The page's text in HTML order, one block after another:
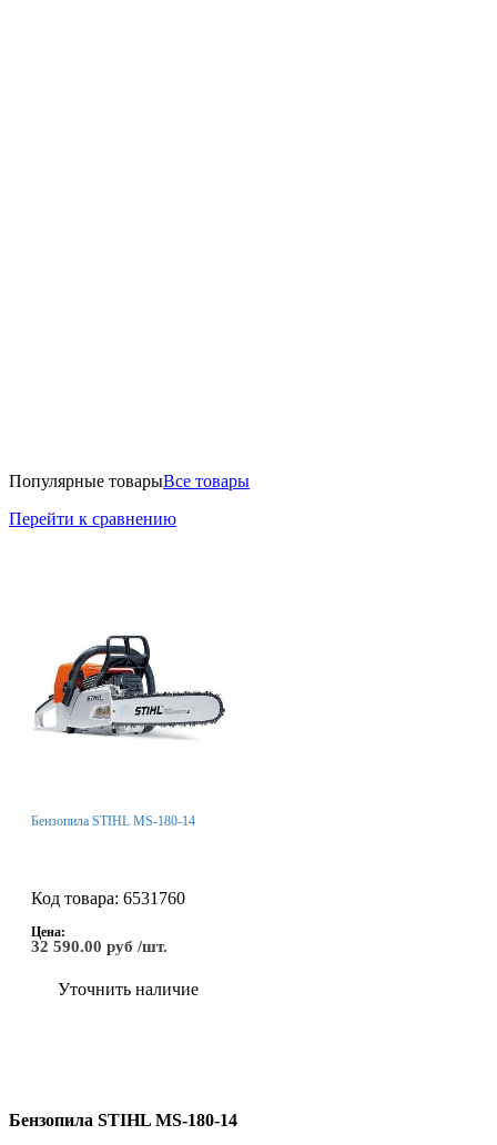
Популярные товарыВсе товары
Перейти к сравнению
Бензопила STIHL MS-180-14
Код товара: 6531760
Цена:
32 590.00 руб /шт.
Уточнить наличие
Бензопила STIHL MS-180-14